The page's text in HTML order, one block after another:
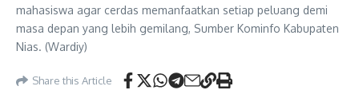
mahasiswa agar cerdas memanfaatkan setiap peluang demi
masa depan yang lebih gemilang, Sumber Kominfo Kabupaten
Nias. (Wardiy)
Share this Article